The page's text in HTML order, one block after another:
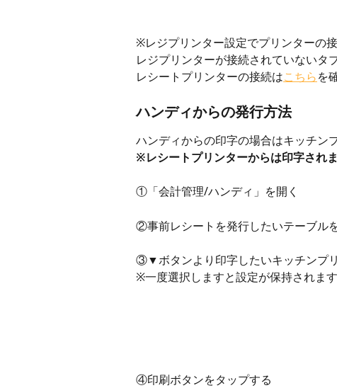
※レジプリンター設定でプリンターの
レジプリンターが接続されていないタ
レシートプリンターの接続はこちらを
ハンディからの発行方法
ハンディからの印字の場合はキッチン
※レシートプリンターからは印字され
①「会計管理/ハンディ」を開く
②事前レシートを発行したいテーブル
③▼ボタンより印字したいキッチンプ
※一度選択しますと設定が保持されます
④印刷ボタンをタップする